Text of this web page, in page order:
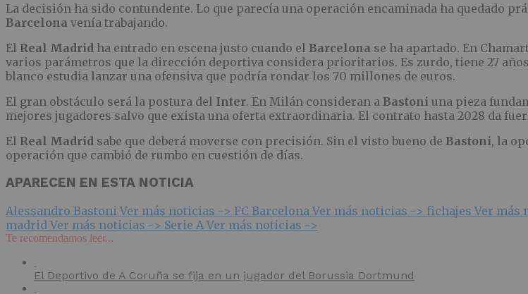
La decisión ha sido contundente. Lo que parecía una operación encaminada ha quedado
Barcelona venía trabajando.
El Real Madrid ha entrado en escena justo cuando el Barcelona se ha apartado. En
varios parámetros que la dirección deportiva considera prioritarios. Es zurdo, tiene 27
blanco estudia lanzar una ofensiva que podría rondar los 70 millones de euros.
El gran obstáculo será la postura del Inter. En Milán consideran a Bastoni una pieza
mejores jugadores salvo que exista una oferta extraordinaria. El contrato hasta 2028 da
El Real Madrid sabe que deberá moverse con precisión. Sin el visto bueno de Bastoni, la
operación que cambió de rumbo en cuestión de días.
APARECEN EN ESTA NOTICIA
Alessandro Bastoni Ver más noticias -> FC Barcelona Ver más noticias -> fichajes Ver más
madrid Ver más noticias -> Serie A Ver más noticias ->
Te recomendamos leer...
El Deportivo de A Coruña se fija en un jugador del Borussia Dortmund